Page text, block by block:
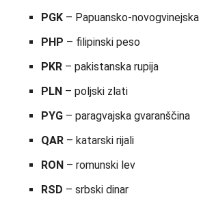
PGK – Papuansko-novogvinejska
PHP – filipinski peso
PKR – pakistanska rupija
PLN – poljski zlati
PYG – paragvajska gvaranščina
QAR – katarski rijali
RON – romunski lev
RSD – srbski dinar